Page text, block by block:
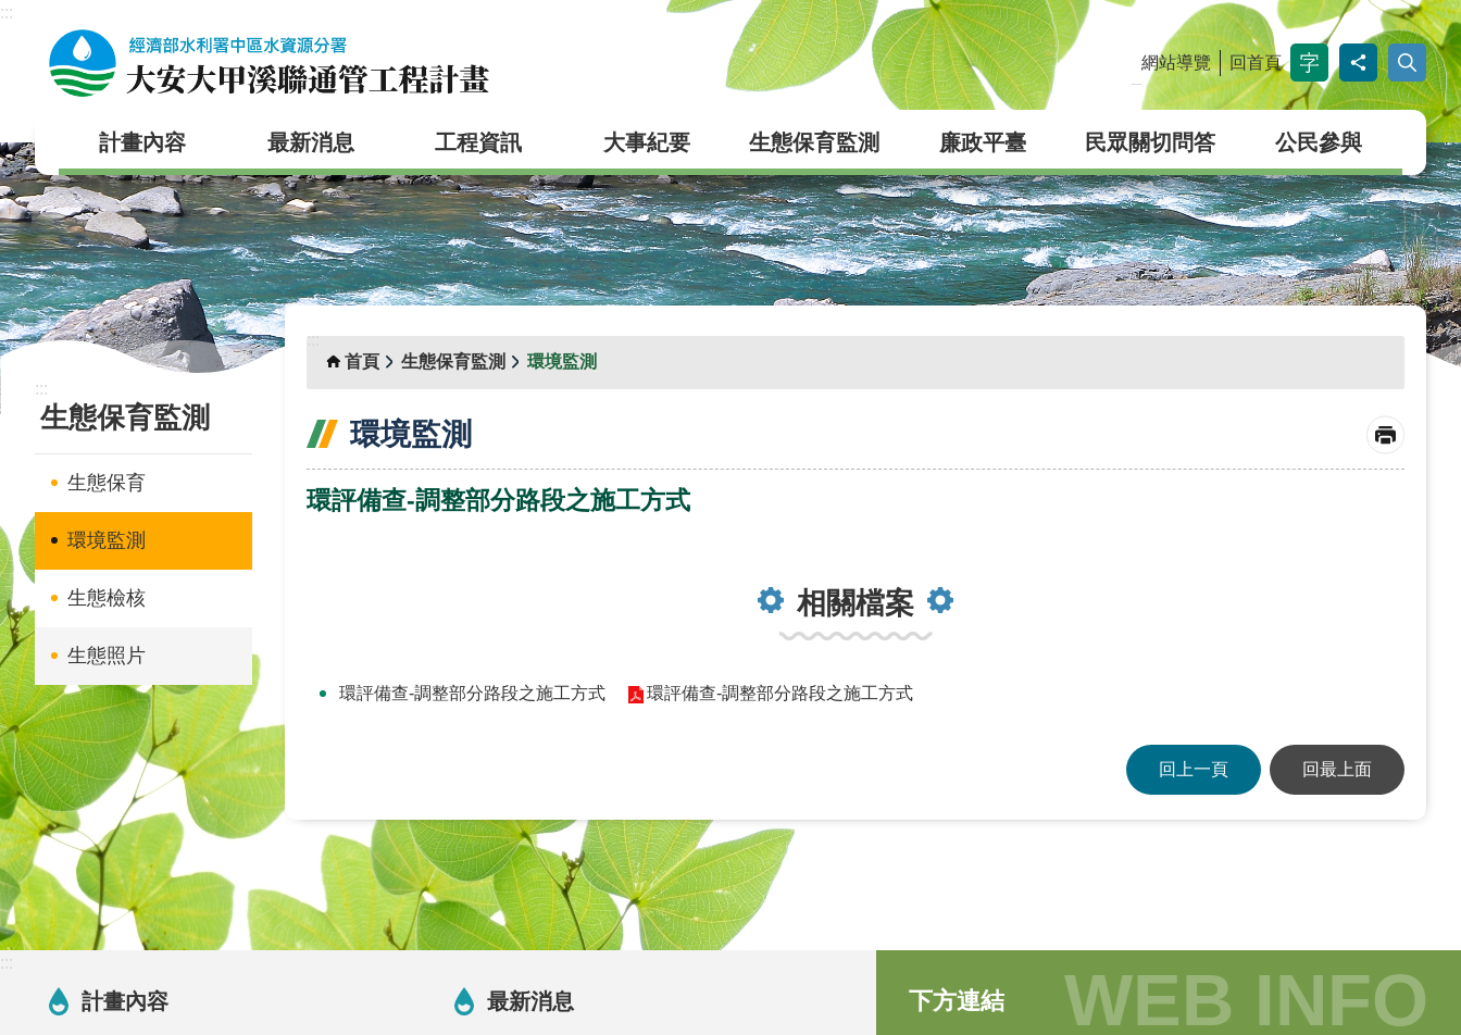
跳到主要內容區塊
:::
網站導覽 回首頁
計畫內容 最新消息 工程資訊 大事紀要 生態保育監測 廉政平臺 民眾關切問答 公民參與
:::
生態保育監測
生態保育
環境監測
生態檢核
生態照片
:::
首頁
生態保育監測 環境監測
環境監測
環評備查-調整部分路段之施工方式
相關檔案
環評備查-調整部分路段之施工方式 環評備查-調整部分路段之施工方式
回上一頁 回最上面
:::
計畫內容 最新消息 下方連結